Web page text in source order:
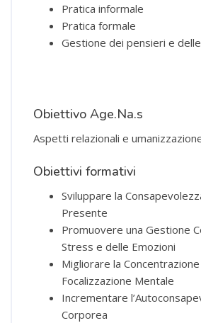
Pratica informale
Pratica formale
Gestione dei pensieri e
Obiettivo Age.Na.s
Aspetti relazionali e
Obiettivi formativi
Sviluppare la
Presente
Promuovere una Gestione
Stress e delle Emozioni
Migliorare la
Focalizzazione Mentale
Incrementare
Corporea